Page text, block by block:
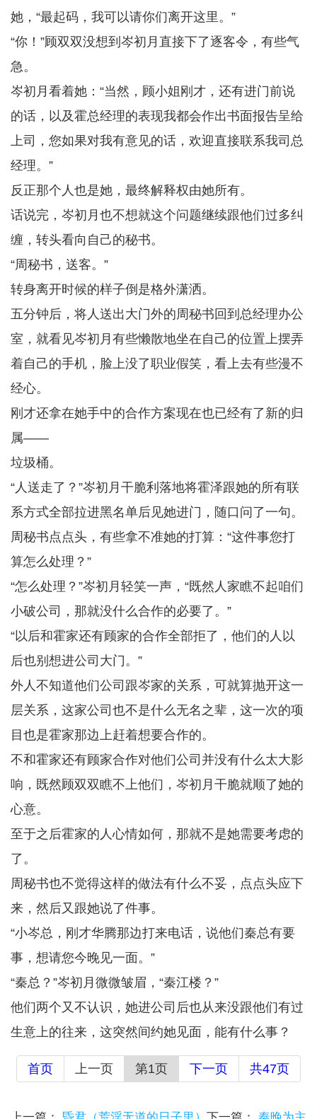
她，“最起码，我可以请你们离开这里。”
“你！”顾双双没想到岑初月直接下了逐客令，有些气
急。
岑初月看着她：“当然，顾小姐刚才，还有进门前说
的话，以及霍总经理的表现我都会作出书面报告呈给
上司，您如果对我有意见的话，欢迎直接联系我司总
经理。”
反正那个人也是她，最终解释权由她所有。
话说完，岑初月也不想就这个问题继续跟他们过多纠
缠，转头看向自己的秘书。
“周秘书，送客。”
转身离开时候的样子倒是格外潇洒。
五分钟后，将人送出大门外的周秘书回到总经理办公
室，就看见岑初月有些懒散地坐在自己的位置上摆弄
着自己的手机，脸上没了职业假笑，看上去有些漫不
经心。
刚才还拿在她手中的合作方案现在也已经有了新的归
属——
垃圾桶。
“人送走了？”岑初月干脆利落地将霍泽跟她的所有联
系方式全部拉进黑名单后见她进门，随口问了一句。
周秘书点点头，有些拿不准她的打算：“这件事您打
算怎么处理？”
“怎么处理？”岑初月轻笑一声，“既然人家瞧不起咱们
小破公司，那就没什么合作的必要了。”
“以后和霍家还有顾家的合作全部拒了，他们的人以
后也别想进公司大门。”
外人不知道他们公司跟岑家的关系，可就算抛开这一
层关系，这家公司也不是什么无名之辈，这一次的项
目也是霍家那边上赶着想要合作的。
不和霍家还有顾家合作对他们公司并没有什么太大影
响，既然顾双双瞧不上他们，岑初月干脆就顺了她的
心意。
至于之后霍家的人心情如何，那就不是她需要考虑的
了。
周秘书也不觉得这样的做法有什么不妥，点点头应下
来，然后又跟她说了件事。
“小岑总，刚才华腾那边打来电话，说他们秦总有要
事，想请您今晚见一面。”
“秦总？”岑初月微微皱眉，“秦江楼？”
他们两个又不认识，她进公司后也从来没跟他们有过
生意上的往来，这突然间约她见面，能有什么事？
首页 上一页 第1页 下一页 共47页